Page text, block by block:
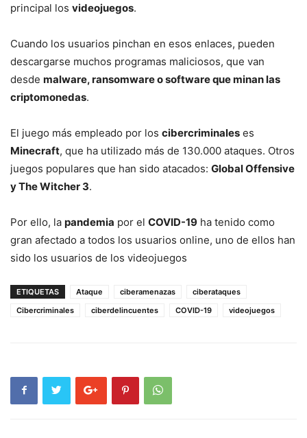
principal los videojuegos.
Cuando los usuarios pinchan en esos enlaces, pueden
descargarse muchos programas maliciosos, que van
desde malware, ransomware o software que minan las
criptomonedas.
El juego más empleado por los cibercriminales es
Minecraft, que ha utilizado más de 130.000 ataques. Otros
juegos populares que han sido atacados: Global Offensive
y The Witcher 3.
Por ello, la pandemia por el COVID-19 ha tenido como
gran afectado a todos los usuarios online, uno de ellos han
sido los usuarios de los videojuegos
ETIQUETAS Ataque ciberamenazas
ciberataques
Cibercriminales
ciberdelincuentes COVID-19 videojuegos